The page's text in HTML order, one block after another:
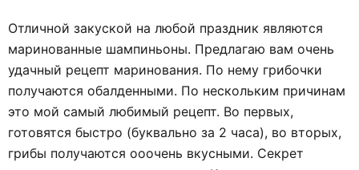
Отличной закуской на любой праздник являются
маринованные шампиньоны. Предлагаю вам очень
удачный рецепт маринования. По нему грибочки
получаются обалденными. По нескольким причинам
это мой самый любимый рецепт. Во первых,
готовятся быстро (буквально за 2 часа), во вторых,
грибы получаются ооочень вкусными. Секрет